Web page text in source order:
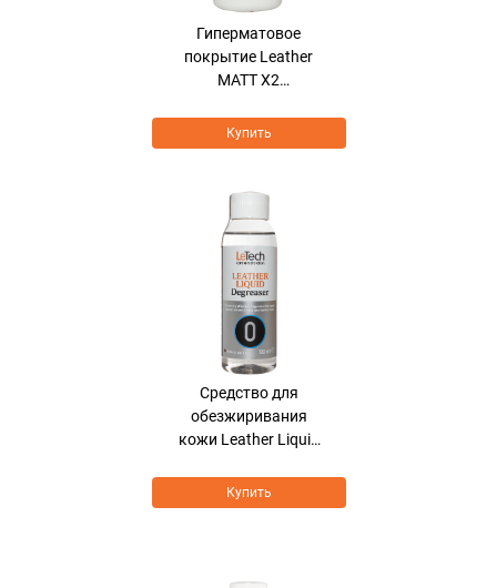
Гиперматовое
покрытие Leather
MATT X2
Купить
Средство для
обезжиривания
кожи Leather Liquid
Купить